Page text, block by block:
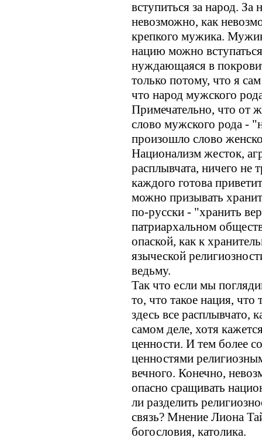
вступиться за народ. За
невозможно, как
крепкого мужика.
нацию можно
нуждающаяся в
только потому, что я
что народ мужского
Примечательно, что от
слово мужского рода -
произошло слово
Национализм жесток,
расплывчата, ничего не
каждого готова
можно призывать
по-русски - "хранить
патриархальном
опаской, как к
языческой
ведьму.
Так что если мы
то, что такое нация,
здесь все расплывчато,
самом деле, хотя
ценности. И тем более
ценностями
вечного. Конечно,
опасно сращивать
ли разделить
связь? Мнение Лиона
богословия, католика.